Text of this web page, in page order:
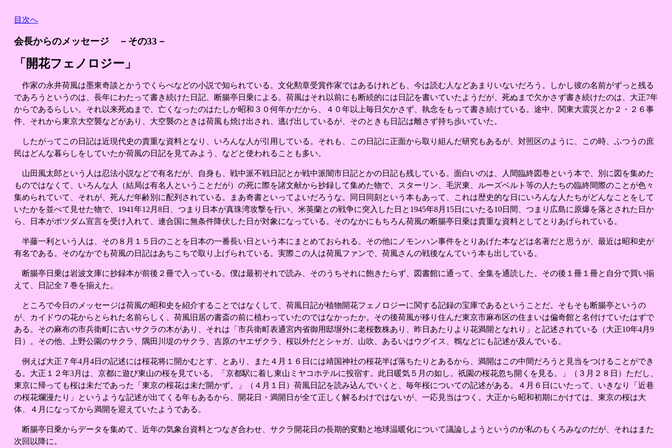
目次へ
会長からのメッセージ －その33－
「開花フェノロジー」
作家の永井荷風は墨東奇談とかうでくらべなどの小説で知られている。文化勲章受賞作家ではあるけれども、今は読む人などあまりいないだろう。しかし彼の名前がずっと残る
であろうというのは、長年にわたって書き続けた日記、断腸亭日乗による。荷風はそれ以前にも断続的には日記を書いていたようだが、死ぬまで欠かさず書き続けたのは、大正7年
からであるらしい。それ以来死ぬまで、亡くなったのはたしか昭和３０何年かだから、４０年以上毎日欠かさず、執念をもって書き続けている。途中、関東大震災とか２・２６事
件、それから東京大空襲などがあり、大空襲のときは荷風も焼け出され、逃げ出しているが、そのときも日記は離さず持ち歩いていた。
したがってこの日記は近現代史の貴重な資料となり、いろんな人が引用している。それも、この日記に正面から取り組んだ研究もあるが、対照区のように、この時、ふつうの庶
民はどんな暮らしをしていたか荷風の日記を見てみよう、などと使われることも多い。
山田風太郎という人は忍法小説などで有名だが、自身も、戦中派不戦日記とか戦中派闇市日記とかの日記も残している。面白いのは、人間臨終図巻という本で、別に図を集めた
ものではなくて、いろんな人（結局は有名人ということだが）の死に際を諸文献から抄録して集めた物で、スターリン、毛沢東、ルーズベルト等の人たちの臨終間際のことが色々
集められていて、それが、死んだ年齢別に配列されている。まあ奇書といってよいだろうな。同日同刻という本もあって、これは歴史的な日にいろんな人たちがどんなことをして
いたかを並べて見せた物で、1941年12月8日、つまり日本が真珠湾攻撃を行い、米英蘭との戦争に突入した日と1945年8月15日にいたる10日間、つまり広島に原爆を落とされた日か
ら、日本がポツダム宣言を受け入れて、連合国に無条件降伏した日が対象になっている。そのなかにもちろん荷風の断腸亭日乗は貴重な資料としてとりあげられている。
半藤一利という人は、その８月１５日のことを日本の一番長い日という本にまとめておられる。その他にノモンハン事件をとりあげた本などは名著だと思うが、最近は昭和史が
有名である。そのなかでも荷風の日記はあちこちで取り上げられている。実際この人は荷風ファンで、荷風さんの戦後なんていう本も出している。
断腸亭日乗は岩波文庫に抄録本が前後２冊で入っている。僕は最初それで読み、そのうちそれに飽きたらず、図書館に通って、全集を通読した。その後１冊１冊と自分で買い揃
えて、日記全７巻を揃えた。
ところで今日のメッセージは荷風の昭和史を紹介することではなくして、荷風日記が植物開花フェノロジーに関する記録の宝庫であるということだ。そもそも断腸亭というの
が、カイドウの花からとられた名前らしく、荷風旧居の書斎の前に植わっていたのではなかったか。その後荷風が移り住んだ東京市麻布区の住まいは偏奇館と名付けていたはずで
ある。その麻布の市兵衛町に古いサクラの木があり、それは「市兵衛町表通宮内省御用邸塀外に老桜数株あり、昨日あたりより花満開となれり」と記述されている（大正10年4月9
日）。その他、上野公園のサクラ、隅田川堤のサクラ、吉原のヤエザクラ、桜以外だとシャガ、山吹、あるいはウグイス、鵯などにも記述が及んでいる。
例えば大正７年4月4日の記述には桜花将に開かむとす、とあり、また４月１６日には靖国神社の桜花半ば落ちたりとあるから、満開はこの中間だろうと見当をつけることができ
る。大正１２年3月は、京都に遊び東山の桜を見ている。「京都駅に着し東山ミヤコホテルに投宿す。此日暖気５月の如し。祇園の桜花忽ち開くを見る。」（３月２８日）ただし、
東京に帰っても桜は未だであった「東京の桜花は未だ開かず。」（４月１日）荷風日記を読み込んでいくと、毎年桜についての記述がある。４月６日にいたって、いきなり「近巷
の桜花爛漫たり」というような記述が出てくる年もあるから、開花日・満開日が全て正しく解るわけではないが、一応見当はつく。大正から昭和初期にかけては、東京の桜は大
体、４月になってから満開を迎えていたようである。
断腸亭日乗からデータを集めて、近年の気象台資料とつなぎ合わせ、サクラ開花日の長期的変動と地球温暖化について議論しようというのが私のもくろみなのだが、それはまた
次回以降に。